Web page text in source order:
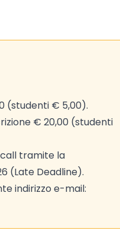
(studenti € 5,00).
€ 20,00 (studenti
tramite la
(Late Deadline).
indirizzo e-mail: